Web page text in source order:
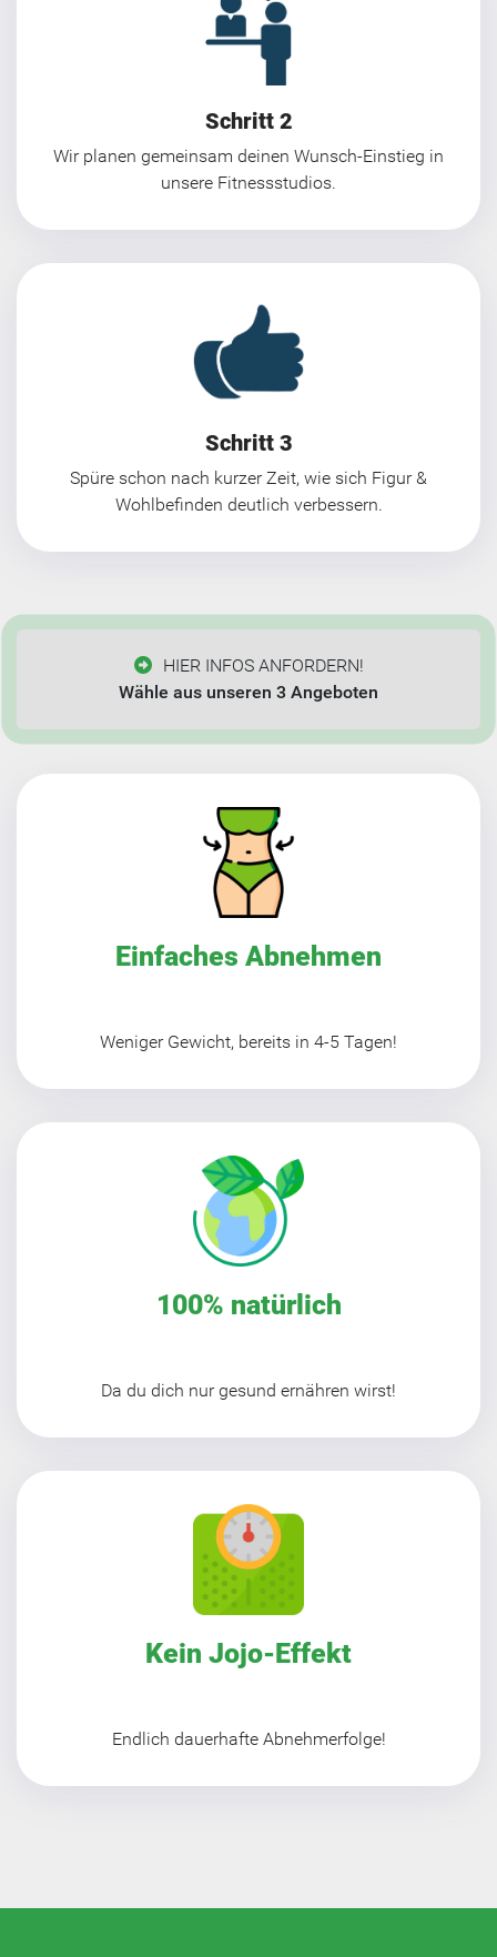
Schritt 2
Wir planen gemeinsam deinen Wunsch-Einstieg in
unsere Fitnessstudios.
Schritt 3
Spüre schon nach kurzer Zeit, wie sich Figur &
Wohlbefinden deutlich verbessern.
HIER INFOS ANFORDERN!
Wähle aus unseren 3 Angeboten
Einfaches Abnehmen
Weniger Gewicht, bereits in 4-5 Tagen!
100% natürlich
Da du dich nur gesund ernähren wirst!
Kein Jojo-Effekt
Endlich dauerhafte Abnehmerfolge!